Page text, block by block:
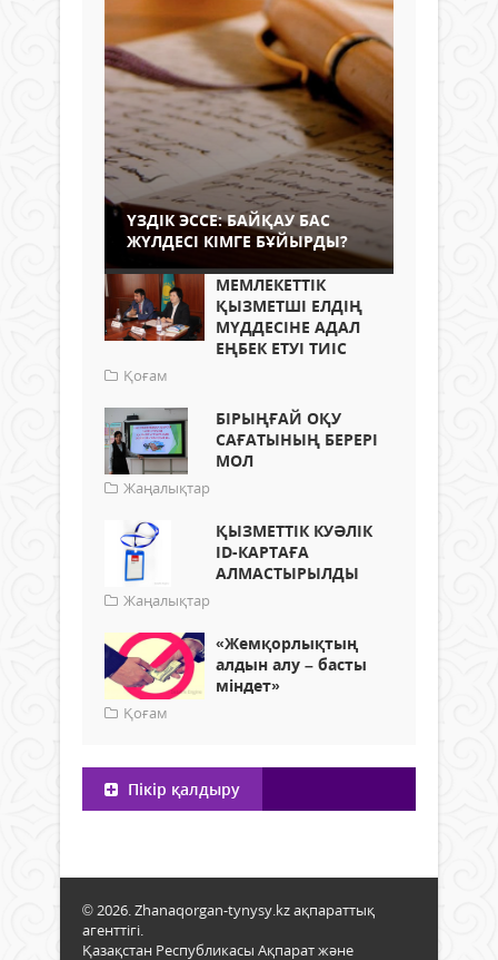
ҮЗДІК ЭССЕ: БАЙҚАУ БАС
ЖҮЛДЕСІ КІМГЕ БҰЙЫРДЫ?
МЕМЛЕКЕТТІК
ҚЫЗМЕТШІ ЕЛДІҢ
МҮДДЕСІНЕ АДАЛ
ЕҢБЕК ЕТУІ ТИІС
Қоғам
БІРЫҢҒАЙ ОҚУ
САҒАТЫНЫҢ БЕРЕРІ
МОЛ
Жаңалықтар
ҚЫЗМЕТТІК КУӘЛІК
ID-КАРТАҒА
АЛМАСТЫРЫЛДЫ
Жаңалықтар
«Жемқорлықтың
алдын алу – басты
міндет»
Қоғам
Пікір қалдыру
© 2026. Zhanaqorgan-tynysy.kz ақпараттық
агенттігі.
Қазақстан Республикасы Ақпарат және